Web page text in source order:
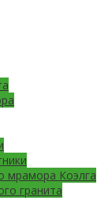
мрамора Коэлга
гранита